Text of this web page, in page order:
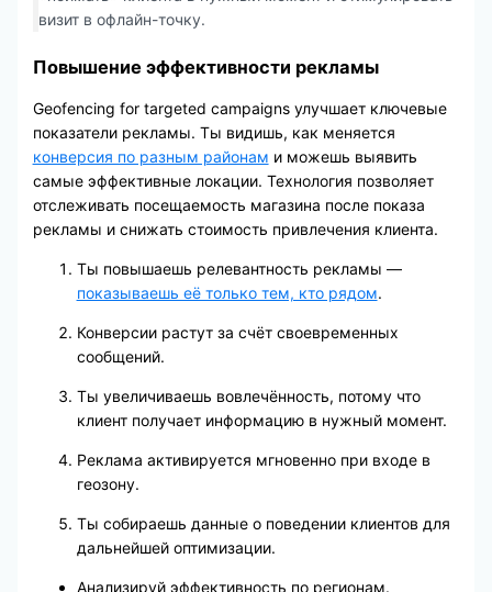
визит в офлайн-точку.
Повышение эффективности рекламы
Geofencing for targeted campaigns улучшает ключевые
показатели рекламы. Ты видишь, как меняется
конверсия по разным районам и можешь выявить
самые эффективные локации. Технология позволяет
отслеживать посещаемость магазина после показа
рекламы и снижать стоимость привлечения клиента.
Ты повышаешь релевантность рекламы —
показываешь её только тем, кто рядом.
Конверсии растут за счёт своевременных
сообщений.
Ты увеличиваешь вовлечённость, потому что
клиент получает информацию в нужный момент.
Реклама активируется мгновенно при входе в
геозону.
Ты собираешь данные о поведении клиентов для
дальнейшей оптимизации.
Анализируй эффективность по регионам.